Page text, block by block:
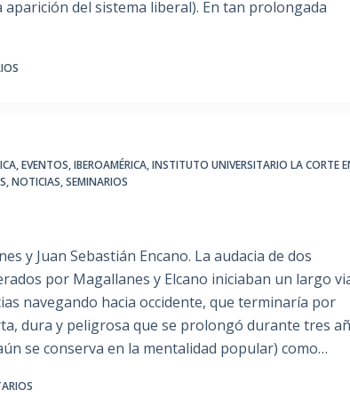
del sistema liberal). En tan prolongada
,EVENTOS,IBEROAMÉRICA,INSTITUTO UNIVERSITARIO LA CORTE
,NOTICIAS,SEMINARIOS
y Juan Sebastián Encano. La audacia de dos
por Magallanes y Elcano iniciaban un largo
navegando hacia occidente, que terminaría por
dura y peligrosa que se prolongó durante tres
se conserva en la mentalidad popular) como…